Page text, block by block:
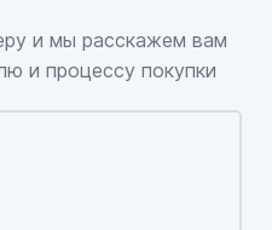
и мы расскажем вам
и процессу покупки